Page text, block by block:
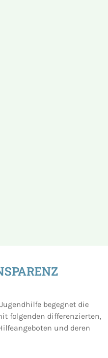
begegnet die
mit folgenden differenzierten,
und deren